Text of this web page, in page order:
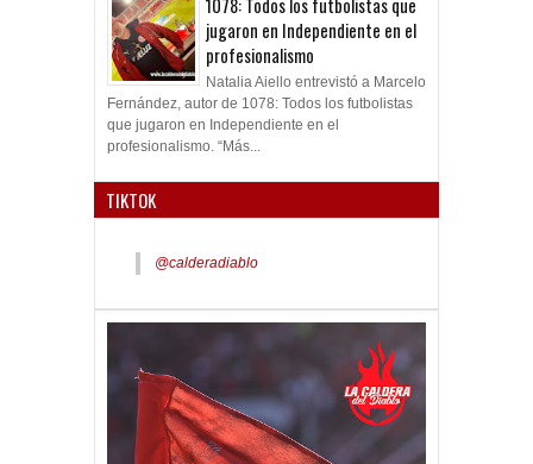
1078: Todos los futbolistas que
jugaron en Independiente en el
profesionalismo
Natalia Aiello entrevistó a Marcelo
Fernández, autor de 1078: Todos los futbolistas
que jugaron en Independiente en el
TIKTOK